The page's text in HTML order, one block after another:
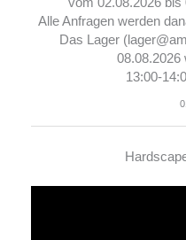
Alle Anfragen werden
Das Lager
08.08.2026
13:00-